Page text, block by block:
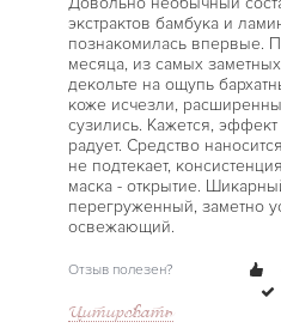
экстрактов бамбука и
познакомилась впервые.
месяца, из самых
декольте на ощупь
коже исчезли,
сузились. Кажется,
радует. Средство
не подтекает,
маска - открытие.
перегруженный, заметно
освежающий.
Отзыв полезен?
Цитировать